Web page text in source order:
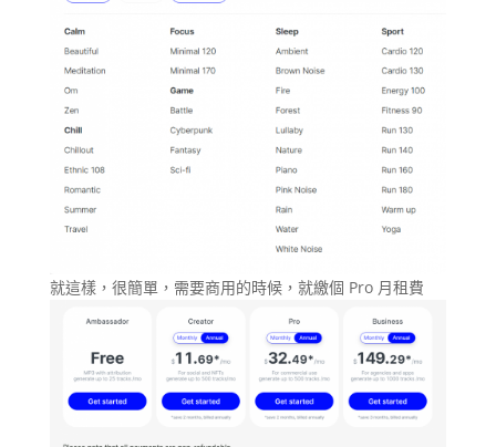
就這樣，很簡單，需要商用的時候，就繳個 Pro 月租費